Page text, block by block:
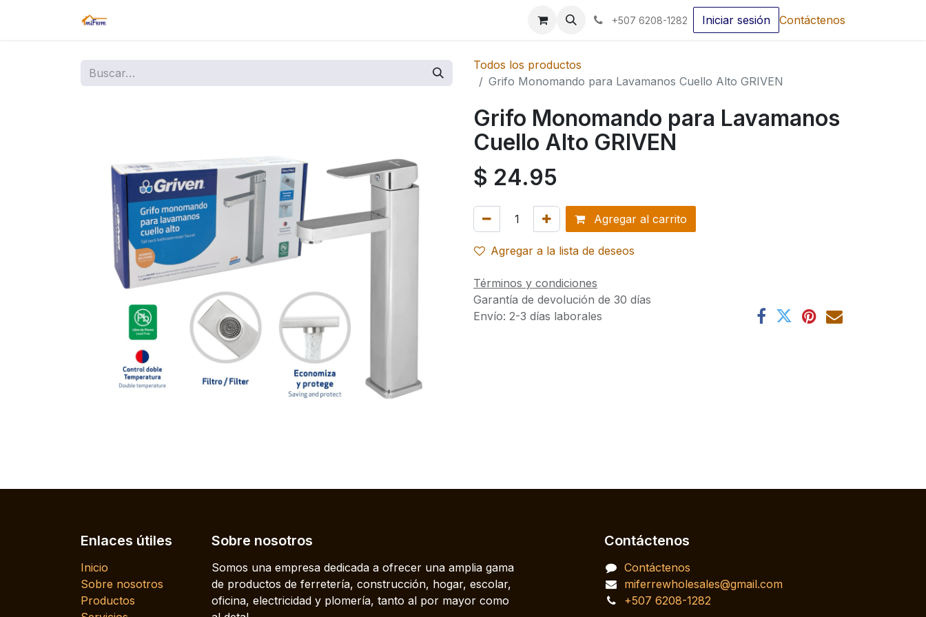
+507 6208-1282 Iniciar sesión Contáctenos
Todos los productos
Grifo Monomando para Lavamanos Cuello Alto GRIVEN
Grifo Monomando para Lavamanos
Cuello Alto GRIVEN
$ 24.95
Agregar al carrito
Agregar a la lista de deseos
Términos y condiciones
Garantía de devolución de 30 días
Envío: 2-3 días laborales
Enlaces útiles
Inicio
Sobre nosotros
Productos
Sobre nosotros
Somos una empresa dedicada a ofrecer una amplia gama
de productos de ferretería, construcción, hogar, escolar,
oficina, electricidad y plomería, tanto al por mayor como
Contáctenos
Contáctenos
miferrewholesales@gmail.com
+507 6208-1282